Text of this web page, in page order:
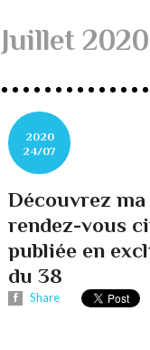
Juillet 2020
2020
24/07
Découvrez
rendez-vous
publiée en
du 38
Share